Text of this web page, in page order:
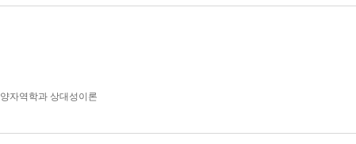
양자역학과 상대성이론